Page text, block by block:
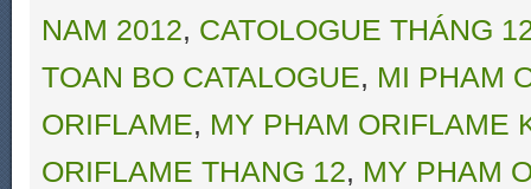
NAM 2012, CATOLOGUE THÁNG
TOAN BO CATALOGUE, MI PHAM
ORIFLAME, MY PHAM ORIFLAME
ORIFLAME THANG 12, MY PHAM